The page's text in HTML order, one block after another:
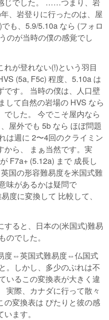
じでした。 ……つまり、岩
、岩登りに行ったのは、屋
も、5.9/5.10a なら (フォロ
のが当時の僕の感覚でし
が登れない(!)という羽目
(5a, F5c) 程度、5.10a は
です。 当時の僕は、人口壁
して自然の岩場の HVS なら
した。 今でこそ屋内なら
屋外でも 5b なら ほぼ問題
週に 2〜4回のクライミン
から、 まぁ当然です。実
F7a+ (5.12a) まで 成長し
国の形容難易度を米国式難
味があるかは疑問で
に変換して 比較して、
ると、日本の(米国式)難易
でした。
度⇔英国式難易度⇔仏国式
。しかし、多少のぶれは不
いるこの変換表が大きく違
実際、カナダに行って散々
の変換表は ぴたりと彼の感
ます。